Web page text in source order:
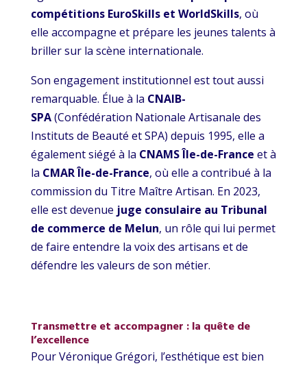
compétitions EuroSkills et WorldSkills, où
elle accompagne et prépare les jeunes talents à
briller sur la scène internationale.
Son engagement institutionnel est tout aussi
remarquable. Élue à la CNAIB-
SPA(Confédération Nationale Artisanale des
Instituts de Beauté et SPA) depuis 1995, elle a
également siégé à la CNAMS Île-de-France et à
la CMAR Île-de-France, où elle a contribué à la
commission du Titre Maître Artisan. En 2023,
elle est devenue juge consulaire au Tribunal
de commerce de Melun, un rôle qui lui permet
de faire entendre la voix des artisans et de
défendre les valeurs de son métier.
Transmettre et accompagner : la quête de
l’excellence
Pour Véronique Grégori, l’esthétique est bien